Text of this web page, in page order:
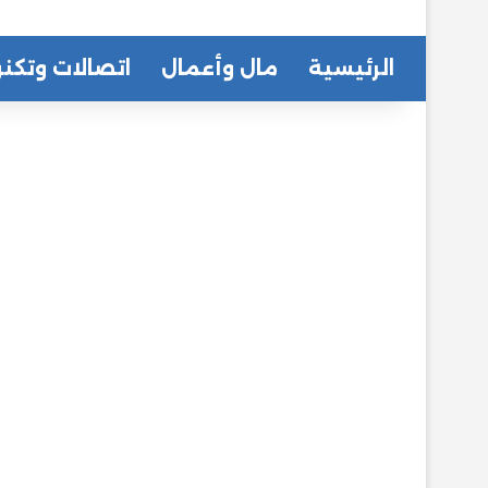
الرئيسية مال وأعمال اتصالات